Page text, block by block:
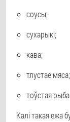
соусы;
сухарыкі;
кава;
тлустае мяса;
тоўстая рыба.
Калі такая ежа